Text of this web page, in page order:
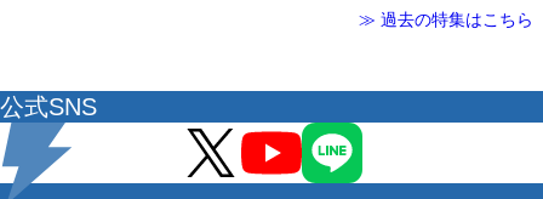
≫ 過去の特集はこちら
公式SNS